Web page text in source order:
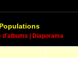
d'albums Diaporama